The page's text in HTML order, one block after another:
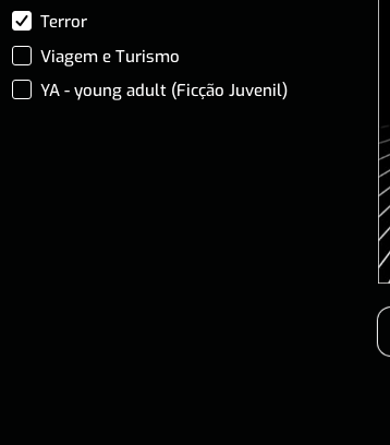
Terror
Viagem e Turismo
YA - young adult (Ficção Juvenil)